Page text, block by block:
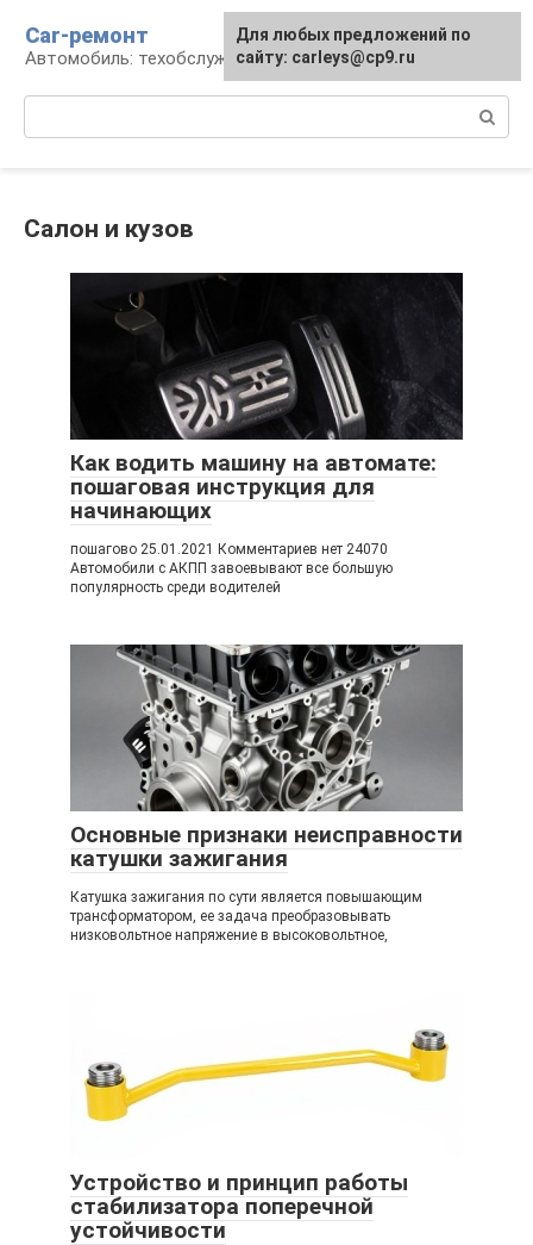
контенту
Car-ремонт
Автомобиль: техобслуживание и ремонт
Салон и кузов
Как водить машину на автомате:
пошаговая инструкция для
начинающих
пошагово 25.01.2021 Комментариев нет 24070
Автомобили с АКПП завоевывают все большую
популярность среди водителей
Основные признаки неисправности
катушки зажигания
Катушка зажигания по сути является повышающим
трансформатором, ее задача преобразовывать
низковольтное напряжение в высоковольтное,
Устройство и принцип работы
стабилизатора поперечной
устойчивости
Для любых предложений по
сайту: carleys@cp9.ru